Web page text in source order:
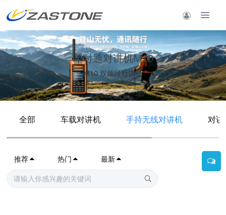
即时通对讲机M10
M10 双频段对讲机
全部 车载对讲机 手持无线对讲机 对
推荐 热门 最新